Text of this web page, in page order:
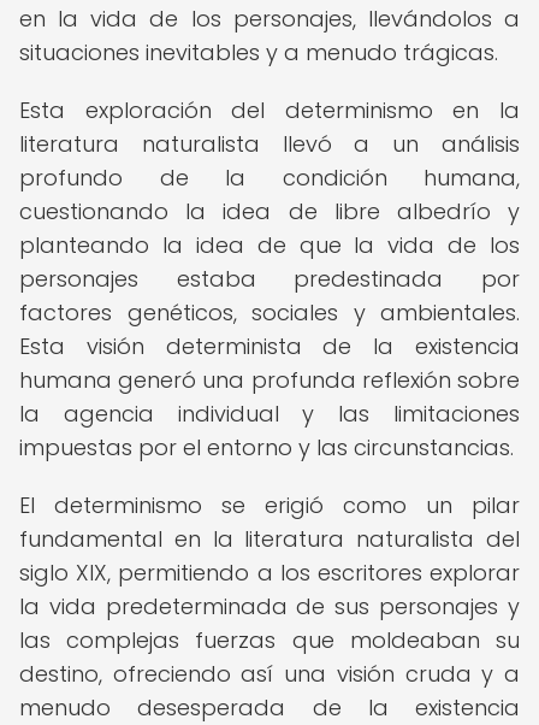
en la vida de los personajes, llevándolos a
situaciones inevitables y a menudo trágicas.
Esta exploración del determinismo en la
literatura naturalista llevó a un análisis
profundo de la condición humana,
cuestionando la idea de libre albedrío y
planteando la idea de que la vida de los
personajes estaba predestinada por
factores genéticos, sociales y ambientales.
Esta visión determinista de la existencia
humana generó una profunda reflexión sobre
la agencia individual y las limitaciones
impuestas por el entorno y las circunstancias.
El determinismo se erigió como un pilar
fundamental en la literatura naturalista del
siglo XIX, permitiendo a los escritores explorar
la vida predeterminada de sus personajes y
las complejas fuerzas que moldeaban su
destino, ofreciendo así una visión cruda y a
menudo desesperada de la existencia